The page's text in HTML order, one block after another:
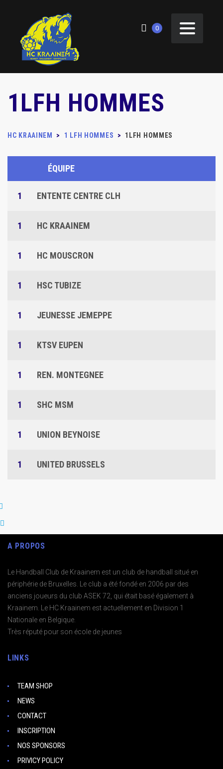
0
1LFH HOMMES
HC KRAAINEM > 1 LFH HOMMES > 1LFH HOMMES
ÉQUIPE
1 ENTENTE CENTRE CLH
1 HC KRAAINEM
1 HC MOUSCRON
1 HSC TUBIZE
1 JEUNESSE JEMEPPE
1 KTSV EUPEN
1 REN. MONTEGNEE
1 SHC MSM
1 UNION BEYNOISE
1 UNITED BRUSSELS
A PROPOS
Le Handball Club de Kraainem est un club de handball situé en
périphérie de Bruxelles. Le club a été fondé en 2006 par des
anciens joueurs du club ASEK 72, qui était basé également à
Kraainem. Le HC Kraainem est actuellement en Division 1
Nationale en Belgique.
Très réputé pour son école de jeunes
LINKS
TEAM SHOP
NEWS
CONTACT
INSCRIPTION
NOS SPONSORS
PRIVICY POLICY